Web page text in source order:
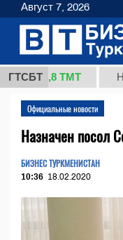
ГТСБТ
37,8 ТМТ
Официальные новости
Назначен посол
БИЗНЕС ТУРКМЕНИСТАН
10:36 18.02.2020
Август 7, 2026